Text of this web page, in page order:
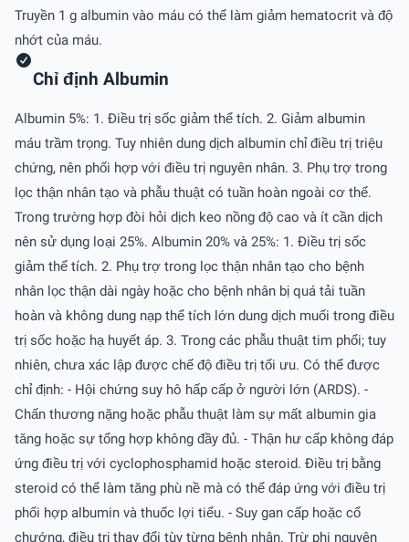
Truyền 1 g albumin vào máu có thể làm giảm hematocrit và độ
nhớt của máu.
Chỉ định Albumin
Albumin 5%: 1. Ðiều trị sốc giảm thể tích. 2. Giảm albumin
máu trầm trọng. Tuy nhiên dung dịch albumin chỉ điều trị triệu
chứng, nên phối hợp với điều trị nguyên nhân. 3. Phụ trợ trong
lọc thận nhân tạo và phẫu thuật có tuần hoàn ngoài cơ thể.
Trong trường hợp đòi hỏi dịch keo nồng độ cao và ít cần dịch
nên sử dụng loại 25%. Albumin 20% và 25%: 1. Ðiều trị sốc
giảm thể tích. 2. Phụ trợ trong lọc thận nhân tạo cho bệnh
nhân lọc thận dài ngày hoặc cho bệnh nhân bị quá tải tuần
hoàn và không dung nạp thể tích lớn dung dịch muối trong điều
trị sốc hoặc hạ huyết áp. 3. Trong các phẫu thuật tim phổi; tuy
nhiên, chưa xác lập được chế độ điều trị tối ưu. Có thể được
chỉ định: - Hội chứng suy hô hấp cấp ở người lớn (ARDS). -
Chấn thương nặng hoặc phẫu thuật làm sự mất albumin gia
tăng hoặc sự tổng hợp không đầy đủ. - Thận hư cấp không đáp
ứng điều trị với cyclophosphamid hoặc steroid. Ðiều trị bằng
steroid có thể làm tăng phù nề mà có thể đáp ứng với điều trị
phối hợp albumin và thuốc lợi tiểu. - Suy gan cấp hoặc cổ
chướng, điều trị thay đổi tùy từng bệnh nhân. Trừ phi nguyên